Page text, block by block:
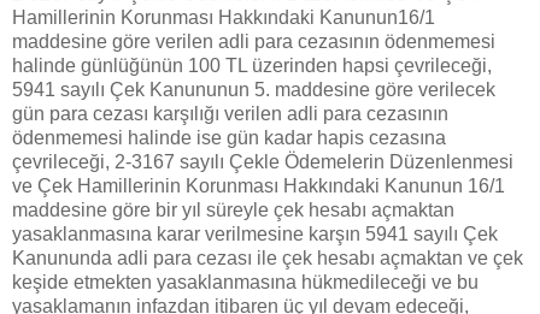
Hamillerinin Korunması Hakkındaki Kanunun16/1
maddesine göre verilen adli para cezasının ödenmemesi
halinde günlüğünün 100 TL üzerinden hapsi çevrileceği,
5941 sayılı Çek Kanununun 5. maddesine göre verilecek
gün para cezası karşılığı verilen adli para cezasının
ödenmemesi halinde ise gün kadar hapis cezasına
çevrileceği, 2-3167 sayılı Çekle Ödemelerin Düzenlenmesi
ve Çek Hamillerinin Korunması Hakkındaki Kanunun 16/1
maddesine göre bir yıl süreyle çek hesabı açmaktan
yasaklanmasına karar verilmesine karşın 5941 sayılı Çek
Kanununda adli para cezası ile çek hesabı açmaktan ve çek
keşide etmekten yasaklanmasına hükmedileceği ve bu
yasaklamanın infazdan itibaren üç yıl devam edeceği,